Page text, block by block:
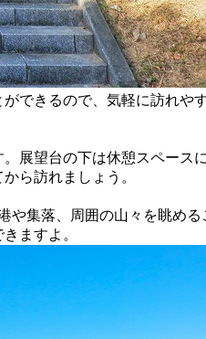
できるので、気軽に訪れ
展望台の下は休憩スペー
ら訪れましょう。
や集落、周囲の山々を眺め
ますよ。